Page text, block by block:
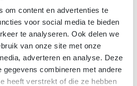
om content en advertenties te
voor social media te bieden
te analyseren. Ook delen we
van onze site met onze
adverteren en analyse. Deze
gegevens combineren met andere
heeft verstrekt of die ze hebben
met heel veel plezier binnen.
effect vinden geven, en
voorstelling van kon maken,
met rondom led-
zo’n mooie verlichting in heel